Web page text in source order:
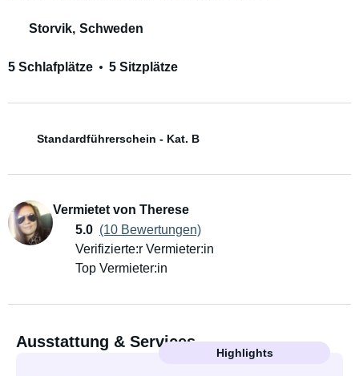
Storvik, Schweden
5 Schlafplätze 5 Sitzplätze
Standardführerschein - Kat. B
Vermietet von Therese
5.0 (10 Bewertungen)
Verifizierte:r Vermieter:in
Top Vermieter:in
Ausstattung & Services
Highlights